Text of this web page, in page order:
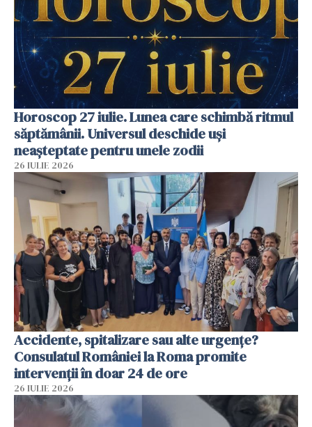
Horoscop 27 iulie. Lunea care schimbă ritmul
săptămânii. Universul deschide uși
neașteptate pentru unele zodii
26 IULIE 2026
Accidente, spitalizare sau alte urgențe?
Consulatul României la Roma promite
intervenții în doar 24 de ore
26 IULIE 2026